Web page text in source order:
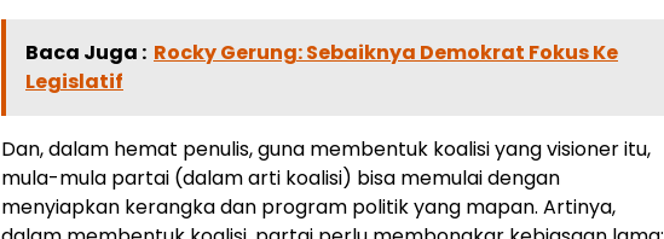
Baca Juga : Rocky Gerung: Sebaiknya Demokrat Fokus Ke
Legislatif
Dan, dalam hemat penulis, guna membentuk koalisi yang visioner itu,
mula-mula partai (dalam arti koalisi) bisa memulai dengan
menyiapkan kerangka dan program politik yang mapan. Artinya,